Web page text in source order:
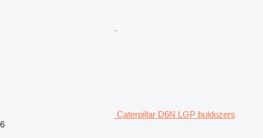
Caterpillar D6N LGP buldozers
6